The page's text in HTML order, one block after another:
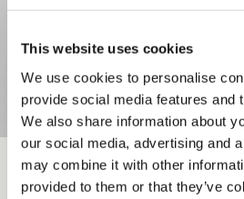
This website uses cookies
We use cookies to personalise
provide social media features and
We also share information about
our social media, advertising and
may combine it with other
provided to them or that they’ve
KATALOG